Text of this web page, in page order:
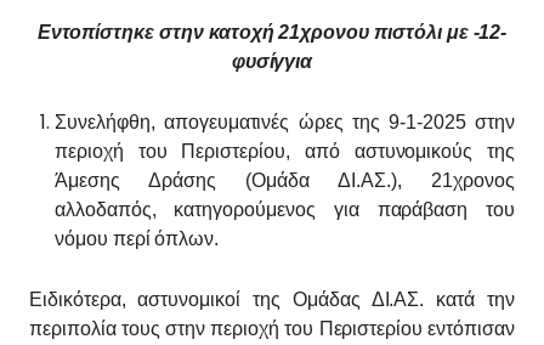
Εντοπίστηκε στην κατοχή 21χρονου πιστόλι με -12-
φυσίγγια
Συνελήφθη, απογευματινές ώρες της 9-1-2025 στην
περιοχή του Περιστερίου, από αστυνομικούς της
Άμεσης Δράσης (Ομάδα ΔΙ.ΑΣ.), 21χρονος
αλλοδαπός, κατηγορούμενος για παράβαση του
νόμου περί όπλων.
Ειδικότερα, αστυνομικοί της Ομάδας ΔΙ.ΑΣ. κατά την
περιπολία τους στην περιοχή του Περιστερίου εντόπισαν